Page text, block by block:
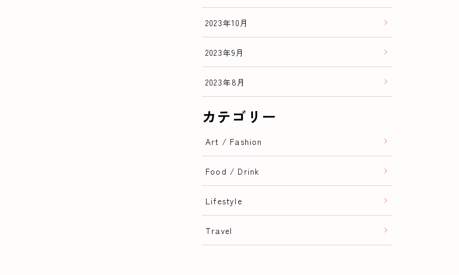
2023年10月
2023年9月
2023年8月
カテゴリー
Art / Fashion
Food / Drink
Lifestyle
Travel